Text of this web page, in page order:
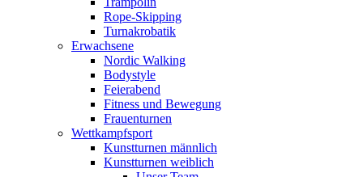
Rope-Skipping
Turnakrobatik
Erwachsene
Nordic Walking
Bodystyle
Feierabend
Fitness und Bewegung
Frauenturnen
Wettkampfsport
Kunstturnen männlich
Kunstturnen weiblich